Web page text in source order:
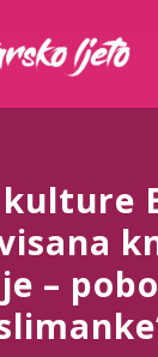
kulture
–